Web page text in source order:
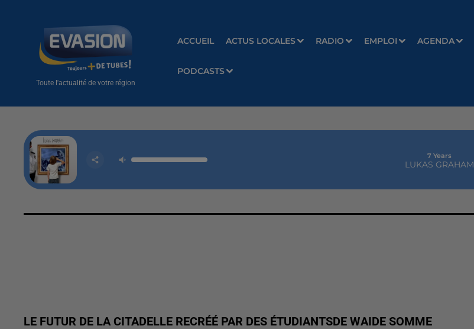
Toute l'actualité de votre région
ACCUEIL ACTUS LOCALES RADIO EMPLOI AGENDA
PODCASTS
7 Years
LUKAS GRAHAM
LE FUTUR DE LA CITADELLE RECRÉÉ PAR DES ÉTUDIANTSDE WAIDE SOMME